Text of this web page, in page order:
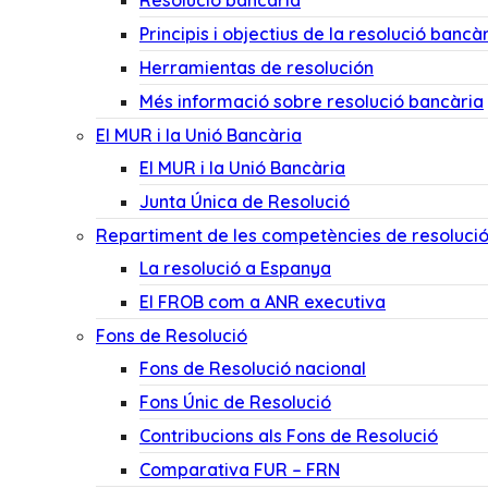
Principis i objectius de la resolució
Herramientas de resolución
Més informació sobre resolució bancària
El MUR i la Unió Bancària
El MUR i la Unió Bancària
Junta Única de Resolució
Repartiment de les competències de
La resolució a Espanya
El FROB com a ANR executiva
Fons de Resolució
Fons de Resolució nacional
Fons Únic de Resolució
Contribucions als Fons de Resolució
Comparativa FUR – FRN